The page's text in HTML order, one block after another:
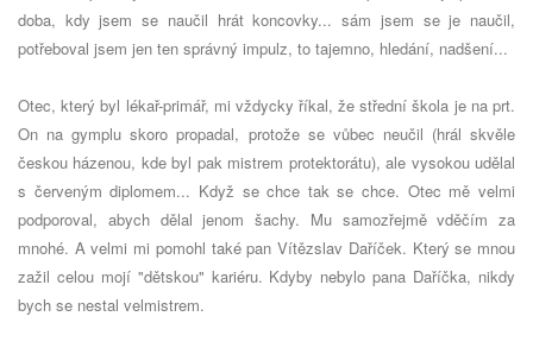
doba, kdy jsem se naučil hrát koncovky... sám jsem se je naučil,
potřeboval jsem jen ten správný impulz, to tajemno, hledání, nadšení...
Otec, který byl lékař-primář, mi vždycky říkal, že střední škola je na prt.
On na gymplu skoro propadal, protože se vůbec neučil (hrál skvěle
českou házenou, kde byl pak mistrem protektorátu), ale vysokou udělal
s červeným diplomem... Když se chce tak se chce. Otec mě velmi
podporoval, abych dělal jenom šachy. Mu samozřejmě vděčím za
mnohé. A velmi mi pomohl také pan Vítězslav Daříček. Který se mnou
zažil celou mojí "dětskou" kariéru. Kdyby nebylo pana Daříčka, nikdy
bych se nestal velmistrem.